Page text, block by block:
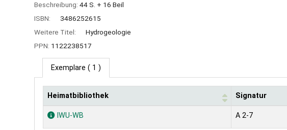
Beschreibung: 44 S. + 16 Beil
ISBN:
3486252615
Weitere Titel:
Hydrogeologie
PPN: 1122238517
Exemplare ( 1 )
Exemplare
Heimatbibliothek Signatur
IWU-WB A 2-7